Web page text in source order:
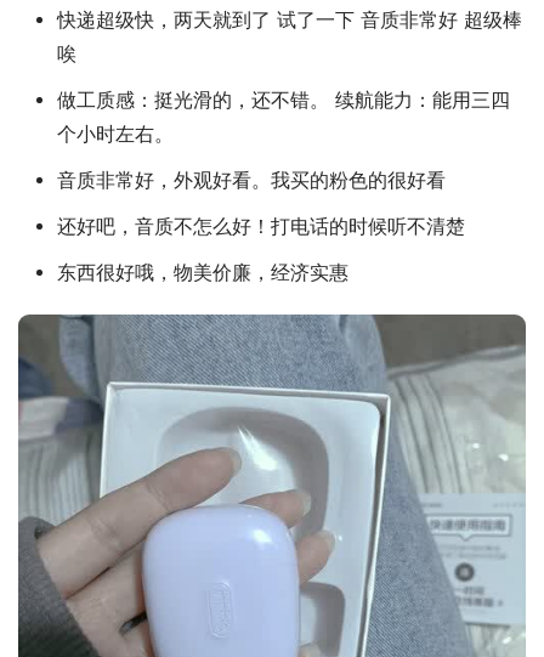
快递超级快，两天就到了 试了一下 音质非常好 超级棒
唉
做工质感：挺光滑的，还不错。 续航能力：能用三四
个小时左右。
音质非常好，外观好看。我买的粉色的很好看
还好吧，音质不怎么好！打电话的时候听不清楚
东西很好哦，物美价廉，经济实惠